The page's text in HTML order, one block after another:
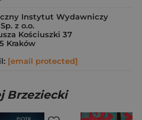
Instytut Wydawniczy
z o.o.
Kościuszki 37
Kraków
[email protected]
Brzeziecki